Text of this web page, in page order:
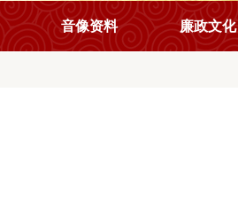
音像资料 廉政文化